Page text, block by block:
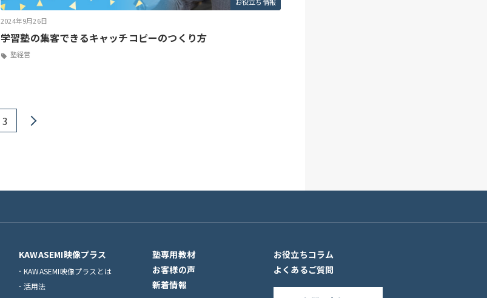
お役立ち情報
2024年9月26日
学習塾の集客できるキャッチコピーのつくり方
塾経営
3
KAWASEMI映像プラス
KAWASEMI映像プラスとは
活用法
塾専用教材
お役立ちコラム
お客様の声
よくあるご質問
新着情報